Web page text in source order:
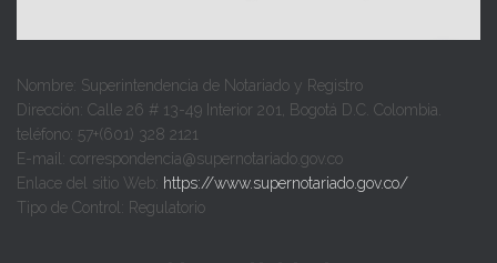
Nombre: Superintendencia de Notariado y Registro
Dirección: Calle 26 # 13-49 Interior 201, Bogotá D.C. Colombia.
teléfono: 57+(601) 328 2121
E-mail: correspondencia@supernotariado.gov.co
Enlace del sitio Web: https://www.supernotariado.gov.co/
Tipo de Control: Regulatorio